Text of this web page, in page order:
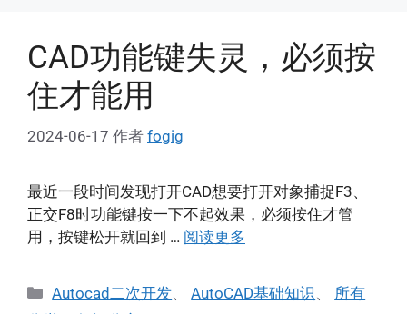
CAD功能键失灵，必须按
住才能用
2024-06-17 作者 fogig
最近一段时间发现打开CAD想要打开对象捕捉F3、
正交F8时功能键按一下不起效果，必须按住才管
用，按键松开就回到 … 阅读更多
分
Autocad二次开发、AutoCAD基础知识、 所有